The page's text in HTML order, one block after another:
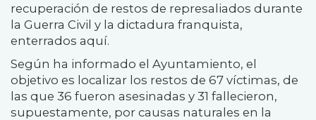
recuperación de restos de represaliados durante
la Guerra Civil y la dictadura franquista,
enterrados aquí.
Según ha informado el Ayuntamiento, el
objetivo es localizar los restos de 67 víctimas, de
las que 36 fueron asesinadas y 31 fallecieron,
supuestamente, por causas naturales en la